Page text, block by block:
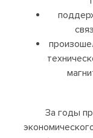
За годы